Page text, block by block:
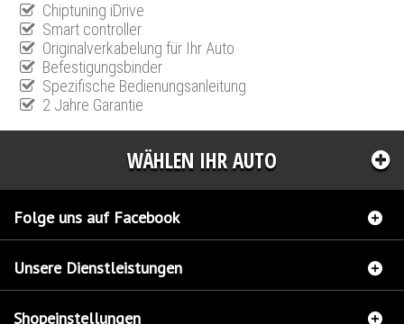
Chiptuning iDrive
Smart controller
Originalverkabelung für Ihr Auto
Befestigungsbinder
Spezifische Bedienungsanleitung
2 Jahre Garantie
WÄHLEN IHR AUTO
Folge uns auf Facebook
Unsere Dienstleistungen
Shopeinstellungen